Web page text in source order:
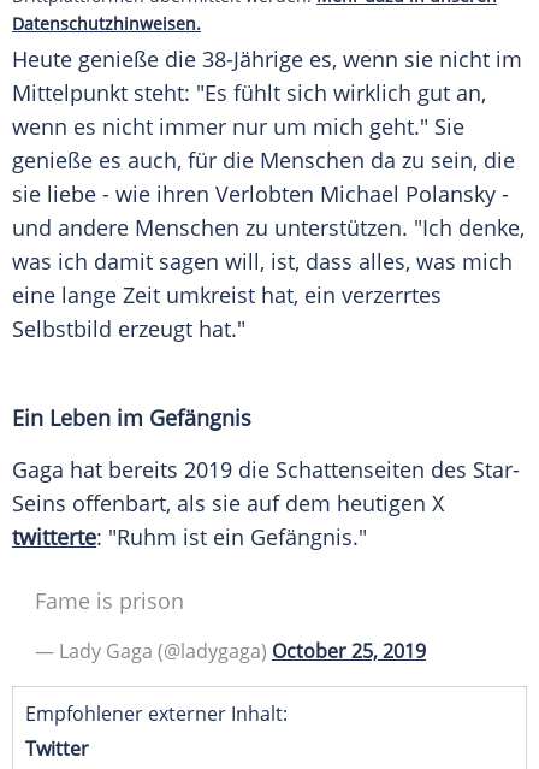
Datenschutzhinweisen.
Heute genieße die 38-Jährige es, wenn sie nicht im
Mittelpunkt steht: "Es fühlt sich wirklich gut an,
wenn es nicht immer nur um mich geht." Sie
genieße es auch, für die Menschen da zu sein, die
sie liebe - wie ihren Verlobten Michael Polansky -
und andere Menschen zu unterstützen. "Ich denke,
was ich damit sagen will, ist, dass alles, was mich
eine lange Zeit umkreist hat, ein verzerrtes
Selbstbild erzeugt hat."
Ein Leben im Gefängnis
Gaga hat bereits 2019 die Schattenseiten des Star-
Seins offenbart, als sie auf dem heutigen X
twitterte: "Ruhm ist ein Gefängnis."
Fame is prison
— Lady Gaga (@ladygaga) October 25, 2019
Empfohlener externer Inhalt:
Twitter